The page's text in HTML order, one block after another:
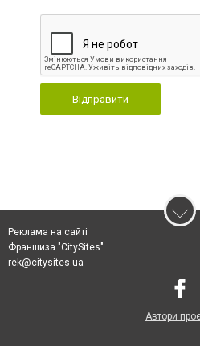
Відправити
Реклама на сайті
Франшиза "CitySites"
rek@citysites.ua
Автори